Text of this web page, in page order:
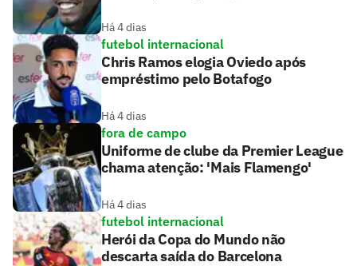
Há 4 dias
futebol internacional
Chris Ramos elogia Oviedo após
empréstimo pelo Botafogo
Há 4 dias
fora de campo
Uniforme de clube da Premier League
chama atenção: 'Mais Flamengo'
Há 4 dias
futebol internacional
Herói da Copa do Mundo não
descarta saída do Barcelona